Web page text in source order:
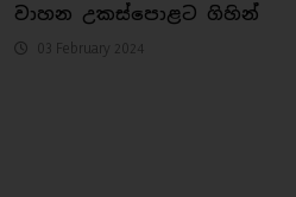
වාහන උකස්පොළට ගිහින්
03 February 2024